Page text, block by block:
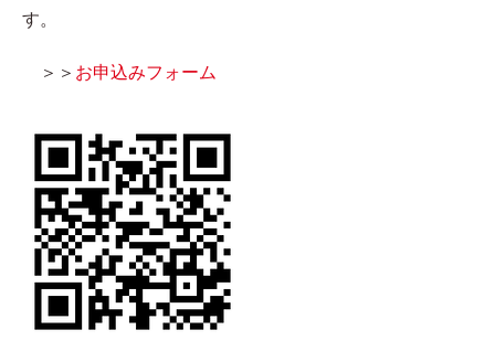
す。
＞＞ お申込みフォーム